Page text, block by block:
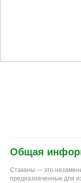
Общая
Стаканы — это
предназначенные для